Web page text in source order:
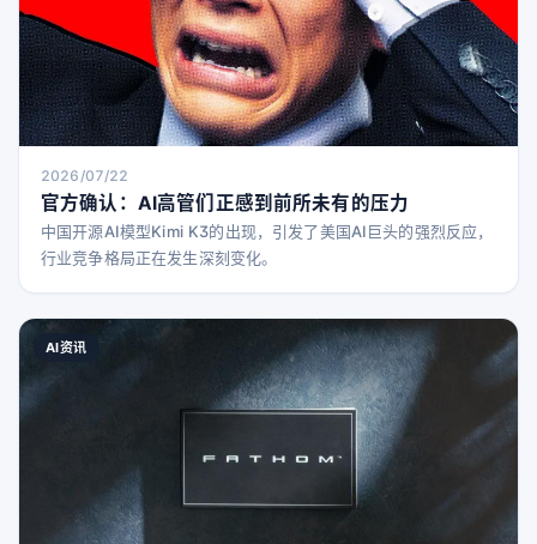
2026/07/22
官方确认：AI高管们正感到前所未有的压力
中国开源AI模型Kimi K3的出现，引发了美国AI巨头的强烈反应，
行业竞争格局正在发生深刻变化。
AI资讯